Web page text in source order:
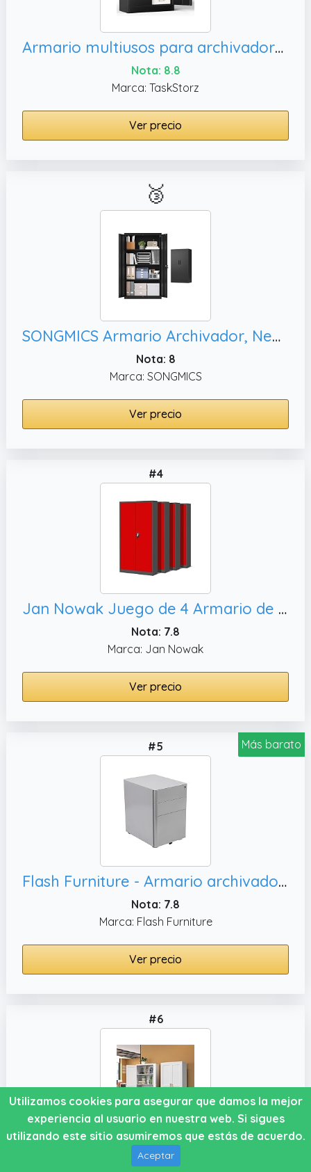
Armario multiusos para archivadores con 2 puertas, 2 estantes ajustables en altura para oficina
Nota: 8.8
Marca: TaskStorz
Ver precio
🥉
SONGMICS Armario Archivador, Negro Mate OMC020BD01
Nota: 8
Marca: SONGMICS
Ver precio
#4
Jan Nowak Juego de 4 Armario de Oficina Archivador Armario de Herramientas Metálico 4 Estantes con Recubrimiento de Polvo Se Puede Cerrar 195 cm x 90 cm x 40 cm (Antracita-Rojo)
Nota: 7.8
Marca: Jan Nowak
Ver precio
Más barato
#5
Flash Furniture - Armario archivador con 3 cajones, Color Gris
Nota: 7.8
Marca: Flash Furniture
Ver precio
#6
Utilizamos cookies para asegurar que damos la mejor
experiencia al usuario en nuestra web. Si sigues
utilizando este sitio asumiremos que estás de acuerdo.
Aceptar